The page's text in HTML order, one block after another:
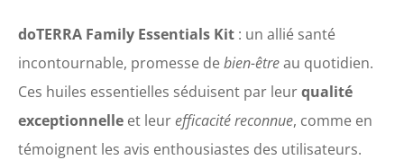
doTERRA Family Essentials Kit : un allié santé
incontournable, promesse debien-êtreau quotidien.
Ces huiles essentielles séduisent par leurqualité
exceptionnelle et leurefficacité reconnue, comme en
témoignent les avis enthousiastes des utilisateurs.